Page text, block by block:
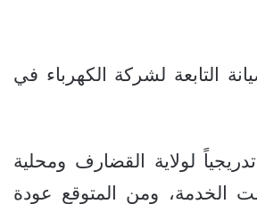
التابعة لشركة الكهرباء في
لولاية القضارف ومحلية
الخدمة، ومن المتوقع عودة